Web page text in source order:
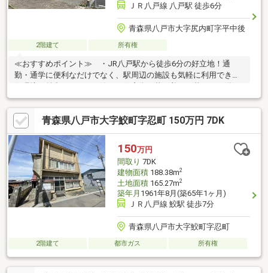
ＪＲ八戸線 八戸駅 徒歩6分
青森県八戸市大字尻内町字平中後
2階建て 所有権
≪おすすめポイント≫ ・JR八戸駅から徒歩6分の好立地！通
勤・通学に便利なだけでなく、駅周辺の施設も気軽に利用できる
ながら、都市の利便性も享受したい方におすすめ。 ・約125坪
のゆったりとした広さの土地です。≪周辺環境≫ ■八戸市立西
園小学校 徒歩11分（約870m） ■八戸市立三条中学校 徒歩20
分（約1570m） ■よこまちストア一番町店 徒歩5分（約
370m）
青森県八戸市大字鮫町字忍町 150万円 7DK
150万円
間取り 7DK
建物面積188.38m2
土地面積165.27m2
築年月 1961年8月(築65年1ヶ月)
ＪＲ八戸線 鮫駅 徒歩7分
青森県八戸市大字鮫町字忍町
2階建て 都市ガス 所有権